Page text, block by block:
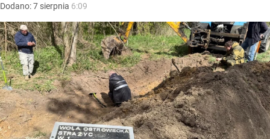
Dodano:7 sierpnia 6:09